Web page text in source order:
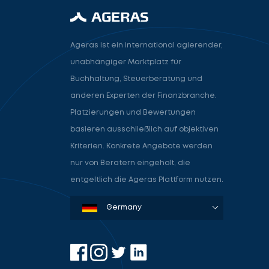
Ageras ist ein international agierender,
unabhängiger Marktplatz für
Buchhaltung, Steuerberatung und
anderen Experten der Finanzbranche.
Platzierungen und Bewertungen
basieren ausschließlich auf objektiven
Kriterien. Konkrete Angebote werden
nur von Beratern eingeholt, die
entgeltlich die Ageras Plattform nutzen.
Denmark
Sweden
Norway
Netherlands
Germany
USA